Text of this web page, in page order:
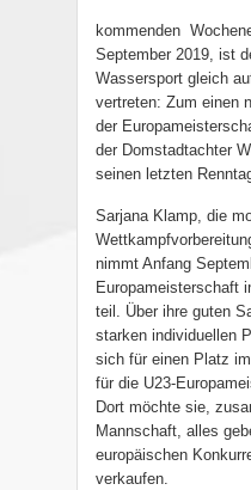
kommenden
September 2019, ist
Wassersport gleich
vertreten: Zum einen
der
der Domstadtachter
seinen letzten
Sarjana Klamp, die
nimmt Anfang
Europameisterschaft
teil. Über ihre guten
starken individuellen
sich für einen Platz
für die U23-
Dort möchte sie,
Mannschaft, alles
europäischen
verkaufen.